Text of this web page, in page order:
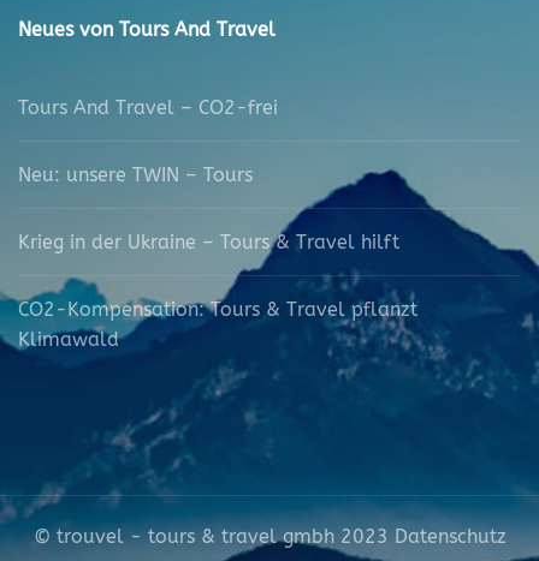
Neues von Tours And Travel
Tours And Travel – CO2-frei
Neu: unsere TWIN – Tours
Krieg in der Ukraine – Tours & Travel hilft
CO2-Kompensation: Tours & Travel pflanzt
Klimawald
© trouvel - tours & travel gmbh 2023 Datenschutz